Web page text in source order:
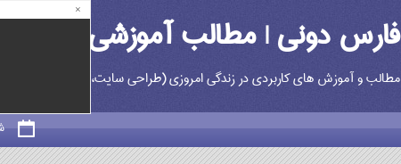
فارس دونی | مطالب آموزشی،
مطالب و آموزش های کاربردی در زندگی امروزی (طراحی سایت، برنامه نویسی،
×